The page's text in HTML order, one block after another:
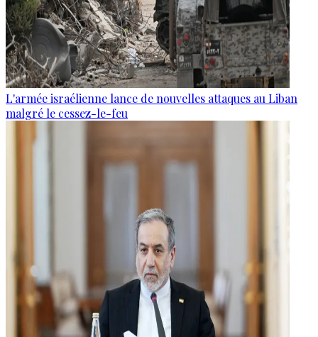
L'armée israélienne lance de nouvelles attaques au Liban
malgré le cessez-le-feu